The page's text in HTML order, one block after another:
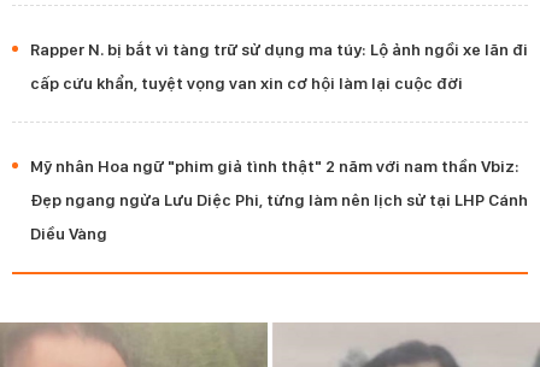
Rapper N. bị bắt vì tàng trữ sử dụng ma túy: Lộ ảnh ngồi xe lăn đi
cấp cứu khẩn, tuyệt vọng van xin cơ hội làm lại cuộc đời
Mỹ nhân Hoa ngữ "phim giả tình thật" 2 năm với nam thần Vbiz:
Đẹp ngang ngửa Lưu Diệc Phi, từng làm nên lịch sử tại LHP Cánh
Diều Vàng